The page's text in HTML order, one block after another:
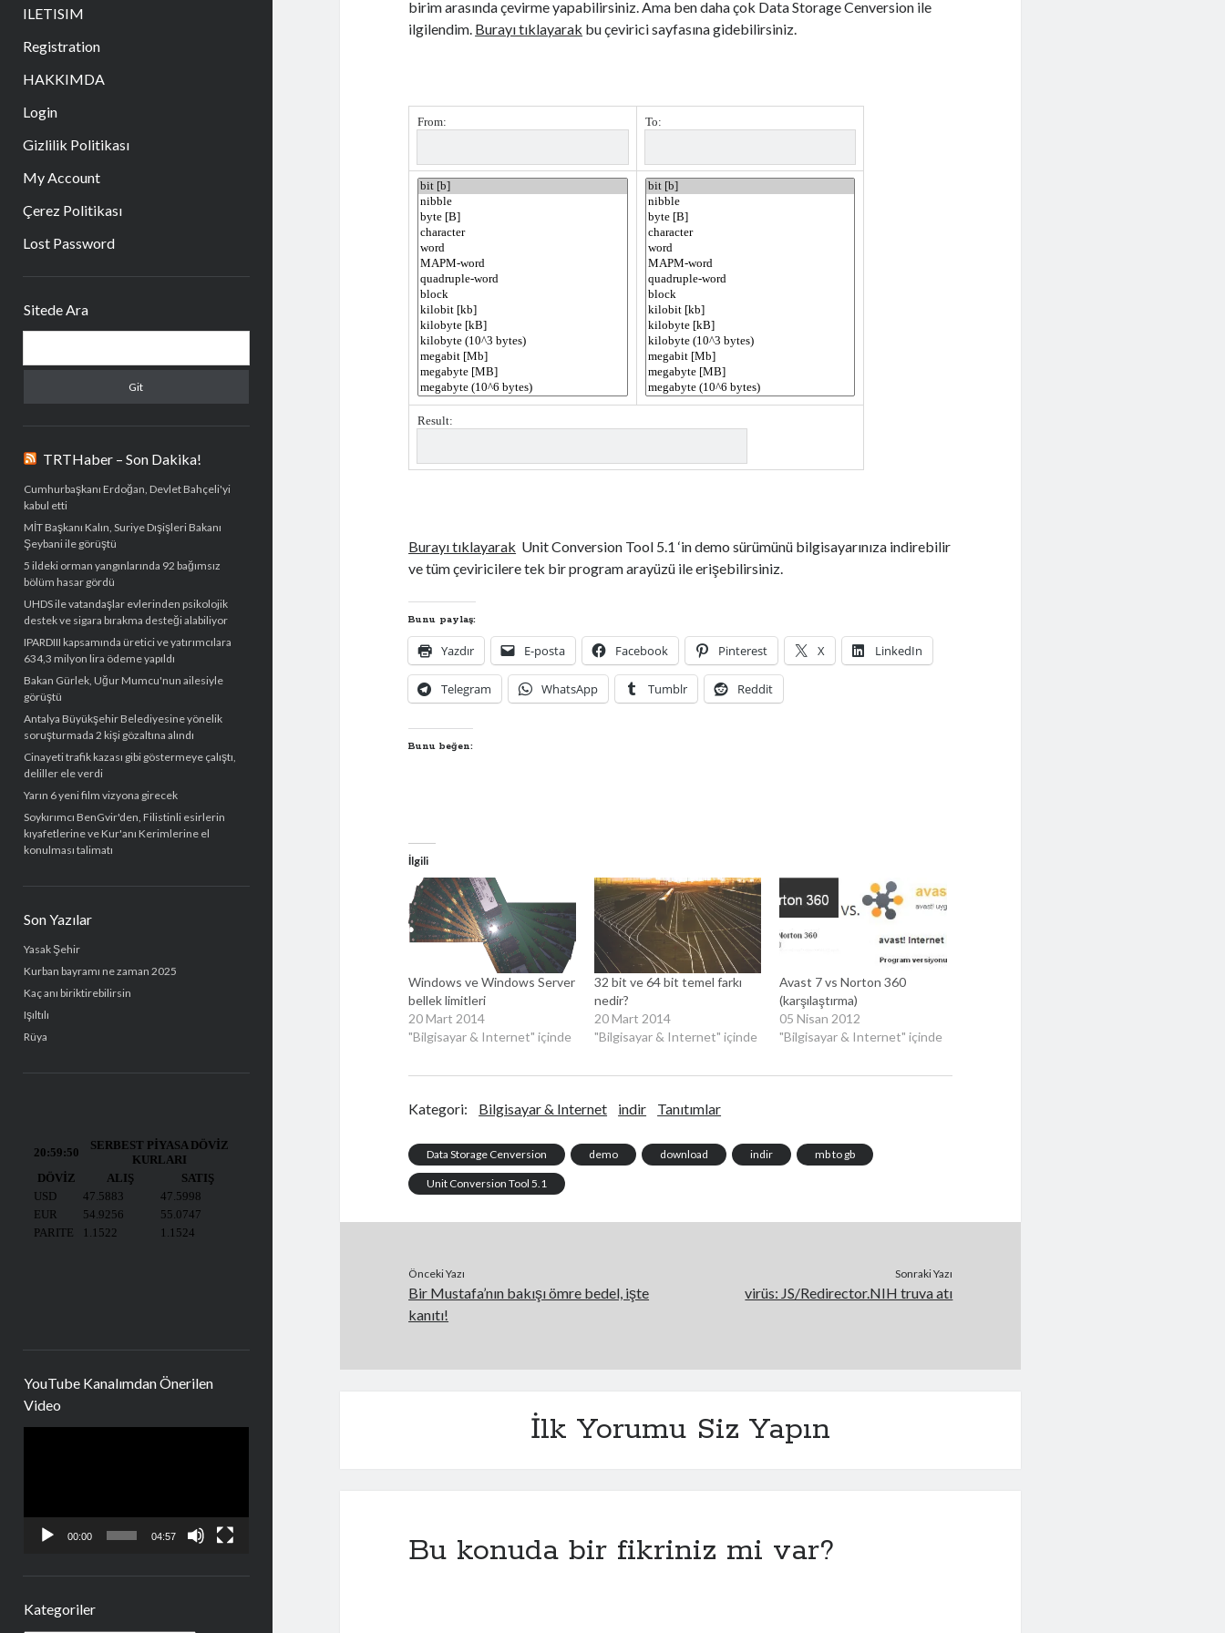
ILETISIM
Registration
HAKKIMDA
Login
Gizlilik Politikası
My Account
Çerez Politikası
Lost Password
Menü
Sitede Ara
TRTHaber – Son Dakika!
Cumhurbaşkanı Erdoğan, Devlet Bahçeli'yi
kabul etti
MİT Başkanı Kalın, Suriye Dışişleri Bakanı
Şeybani ile görüştü
5 ildeki orman yangınlarında 92 bağımsız
bölüm hasar gördü
UHDS ile vatandaşlar evlerinden psikolojik
destek ve sigara bırakma desteği alabiliyor
IPARDIII kapsamında üretici ve yatırımcılara
634,3 milyon lira ödeme yapıldı
Bakan Gürlek, Uğur Mumcu'nun ailesiyle
görüştü
Antalya Büyükşehir Belediyesine yönelik
soruşturmada 2 kişi gözaltına alındı
Cinayeti trafik kazası gibi göstermeye çalıştı,
deliller ele verdi
Yarın 6 yeni film vizyona girecek
Soykırımcı BenGvir'den, Filistinli esirlerin
kıyafetlerine ve Kur'anı Kerimlerine el
konulması talimatı
Son Yazılar
Yasak Şehir
Kurban bayramı ne zaman 2025
Kaç anı biriktirebilirsin
Işıltılı
Rüya
YouTube Kanalımdan Önerilen
Video
00:00 04:57
Kategoriler
birim arasında çevirme yapabilirsiniz. Ama ben daha çok Data Storage Cenversion ile
ilgilendim. Burayı tıklayarak bu çevirici sayfasına gidebilirsiniz.
From: To:
Result:
Burayı tıklayarak Unit Conversion Tool 5.1 ‘in demo sürümünü bilgisayarınıza indirebilir
ve tüm çeviricilere tek bir program arayüzü ile erişebilirsiniz.
Bunu paylaş:
Yazdır E-posta Facebook Pinterest X LinkedIn
Telegram WhatsApp Tumblr Reddit
Bunu beğen:
İlgili
Windows ve Windows Server
bellek limitleri
20 Mart 2014
"Bilgisayar & Internet" içinde
32 bit ve 64 bit temel farkı
nedir?
20 Mart 2014
"Bilgisayar & Internet" içinde
Avast 7 vs Norton 360
(karşılaştırma)
05 Nisan 2012
"Bilgisayar & Internet" içinde
Kategori: Bilgisayar & Internet indir Tanıtımlar
Data Storage Cenversion demo download indir mb to gb
Unit Conversion Tool 5.1
Önceki Yazı
Bir Mustafa’nın bakışı ömre bedel, işte
kanıtı!
Sonraki Yazı
virüs: JS/Redirector.NIH truva atı
İlk Yorumu Siz Yapın
Bu konuda bir fikriniz mi var?